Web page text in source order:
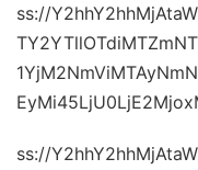
ss://
ss://